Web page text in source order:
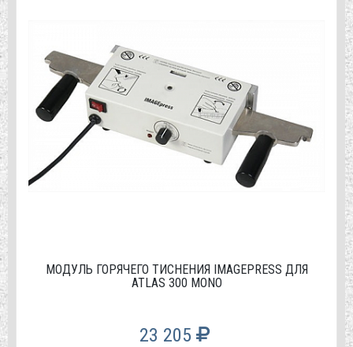
МОДУЛЬ ГОРЯЧЕГО ТИСНЕНИЯ IMAGEPRESS ДЛЯ
ATLAS 300 MONO
23 205